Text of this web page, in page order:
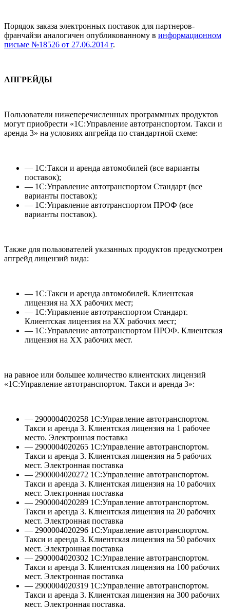
Порядок заказа электронных поставок для партнеров-
франчайзи аналогичен опубликованному в информационном
письме №18526 от 27.06.2014 г.
АПГРЕЙДЫ
Пользователи нижеперечисленных программных продуктов
могут приобрести «1С:Управление автотранспортом. Такси и
аренда 3» на условиях апгрейда по стандартной схеме:
— 1С:Такси и аренда автомобилей (все варианты
поставок);
— 1С:Управление автотранспортом Стандарт (все
варианты поставок);
— 1С:Управление автотранспортом ПРОФ (все
варианты поставок).
Также для пользователей указанных продуктов предусмотрен
апгрейд лицензий вида:
— 1С:Такси и аренда автомобилей. Клиентская
лицензия на ХХ рабочих мест;
— 1С:Управление автотранспортом Стандарт.
Клиентская лицензия на ХХ рабочих мест;
— 1С:Управление автотранспортом ПРОФ. Клиентская
лицензия на ХХ рабочих мест.
на равное или большее количество клиентских лицензий
«1С:Управление автотранспортом. Такси и аренда 3»:
— 2900004020258 1С:Управление автотранспортом.
Такси и аренда 3. Клиентская лицензия на 1 рабочее
место. Электронная поставка
— 2900004020265 1С:Управление автотранспортом.
Такси и аренда 3. Клиентская лицензия на 5 рабочих
мест. Электронная поставка
— 2900004020272 1С:Управление автотранспортом.
Такси и аренда 3. Клиентская лицензия на 10 рабочих
мест. Электронная поставка
— 2900004020289 1С:Управление автотранспортом.
Такси и аренда 3. Клиентская лицензия на 20 рабочих
мест. Электронная поставка
— 2900004020296 1С:Управление автотранспортом.
Такси и аренда 3. Клиентская лицензия на 50 рабочих
мест. Электронная поставка
— 2900004020302 1С:Управление автотранспортом.
Такси и аренда 3. Клиентская лицензия на 100 рабочих
мест. Электронная поставка
— 2900004020319 1С:Управление автотранспортом.
Такси и аренда 3. Клиентская лицензия на 300 рабочих
мест. Электронная поставка.